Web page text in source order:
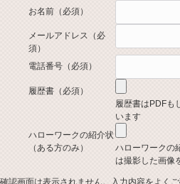
お名前 （必須）
メールアドレス
（必
須）
電話番号 （必須）
履歴書 （必須）
履歴書はPDFも
います
ハローワークの紹介状
（ある方のみ）
ハローワークの
は撮影した画像
確認画面は表示されません。入力内容をよく